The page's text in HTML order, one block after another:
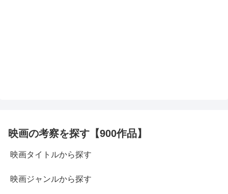
映画の考察を探す【900作品】
映画タイトルから探す
映画ジャンルから探す